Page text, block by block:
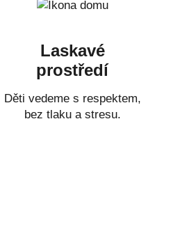
Laskavé
prostředí
Děti vedeme s respektem,
bez tlaku a stresu.